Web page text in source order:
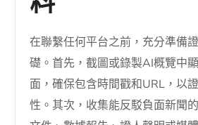
在聯繫任何平台之前，充分準備
礎。首先，截圖或錄製AI概覽中
面，確保包含時間戳和URL，以
性。其次，收集能反駁負面新聞